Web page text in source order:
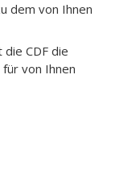
dem von Ihnen
CDF die
von Ihnen